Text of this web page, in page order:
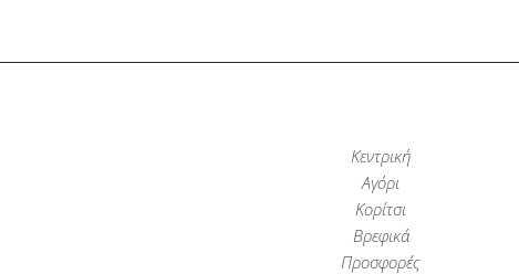
Κεντρική
Αγόρι
Κορίτσι
Βρεφικά
Προσφορές